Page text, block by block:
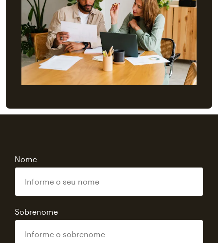
Nome
Sobrenome